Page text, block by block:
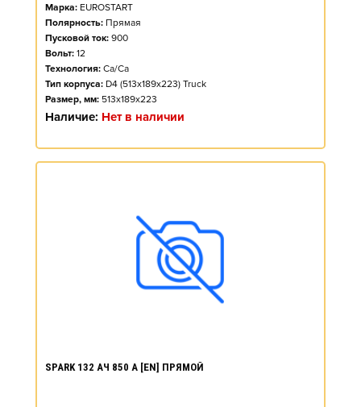
Марка: EUROSTART
Полярность: Прямая
Пусковой ток: 900
Вольт: 12
Технология: Ca/Ca
Тип корпуса: D4 (513x189x223) Truck
Размер, мм: 513x189x223
Наличие: Нет в наличии
SPARK 132 АЧ 850 А [EN] ПРЯМОЙ